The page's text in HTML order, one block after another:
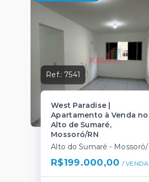
Ref.: 7541
West Paradise |
Apartamento à Venda no
Alto de Sumaré,
Mossoró/RN
R$199.000,00 / VENDA